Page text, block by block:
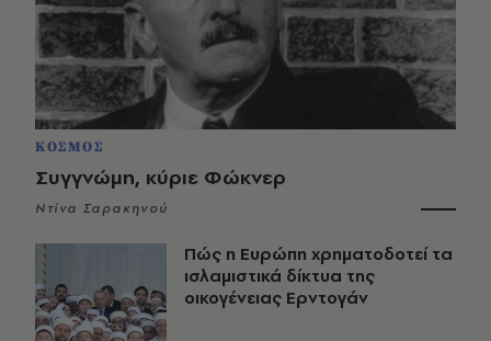
ΚΟΣΜΟΣ
Συγγνώμη, κύριε Φώκνερ
Ντίνα Σαρακηνού
Πώς η Ευρώπη χρηματοδοτεί τα
ισλαμιστικά δίκτυα της
οικογένειας Ερντογάν